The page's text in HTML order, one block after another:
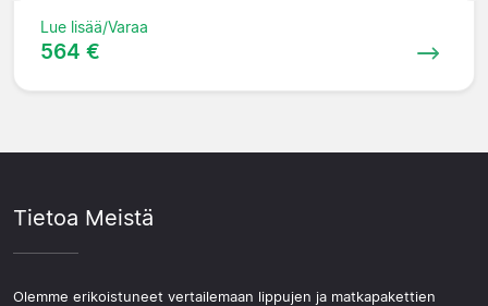
Lue lisää/Varaa
564 €
Tietoa Meistä
Olemme erikoistuneet vertailemaan lippujen ja matkapakettien